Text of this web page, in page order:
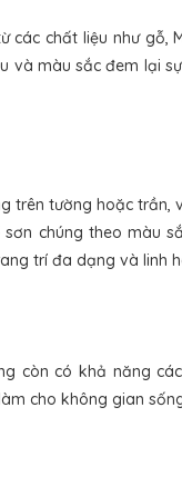
các chất liệu như gỗ,
và màu sắc đem lại
trên tường hoặc
chúng theo màu
trí đa dạng và linh
còn có khả năng
cho không gian